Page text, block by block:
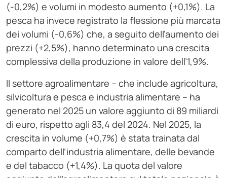
(-0,2%) e volumi in modesto aumento (+0,1%). La
pesca ha invece registrato la flessione più marcata
dei volumi (-0,6%) che, a seguito dell’aumento dei
prezzi (+2,5%), hanno determinato una crescita
complessiva della produzione in valore dell’1,9%.
Il settore agroalimentare – che include agricoltura,
silvicoltura e pesca e industria alimentare – ha
generato nel 2025 un valore aggiunto di 89 miliardi
di euro, rispetto agli 83,4 del 2024. Nel 2025, la
crescita in volume (+0,7%) è stata trainata dal
comparto dell’industria alimentare, delle bevande
e del tabacco (+1,4%). La quota del valore